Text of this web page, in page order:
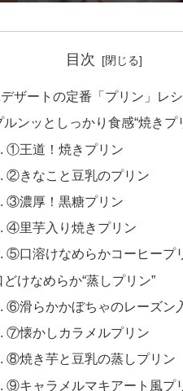
目次
ザートの定番「プリン」レ
ルンッとしっかり食感“焼きプ
①王道！焼きプリン
②きなこと豆乳のプリン
③濃厚！黒糖プリン
④里芋入り焼きプリン
⑤口溶けなめらかコーヒープ
どけなめらか“蒸しプリン”
⑥滑らかかぼちゃのレーズン
⑦懐かしカラメルプリン
⑧焼き芋と豆乳の蒸しプリン
⑨キャラメルマキアート風プ